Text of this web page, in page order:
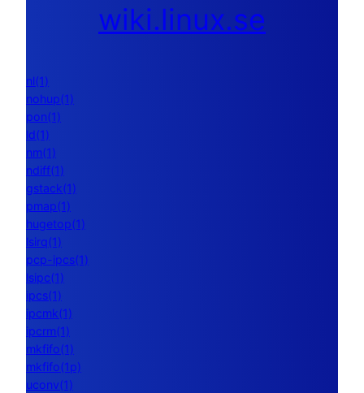
wiki.linux.se
nl(1)
nohup(1)
pon(1)
ld(1)
nm(1)
ndiff(1)
gstack(1)
pmap(1)
hugetop(1)
lsirq(1)
pcp-ipcs(1)
lsipc(1)
ipcs(1)
ipcmk(1)
ipcrm(1)
mkfifo(1)
mkfifo(1p)
uconv(1)